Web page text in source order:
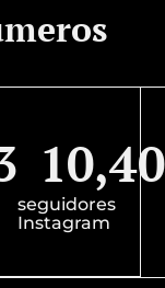
seguidores
Instagram